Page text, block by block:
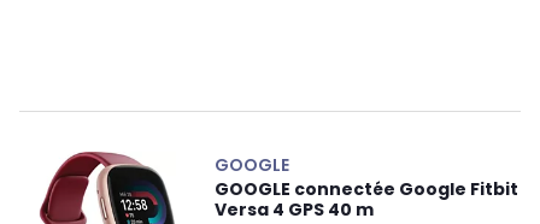
GOOGLE
GOOGLE connectée Google Fitbit
Versa 4 GPS 40 m